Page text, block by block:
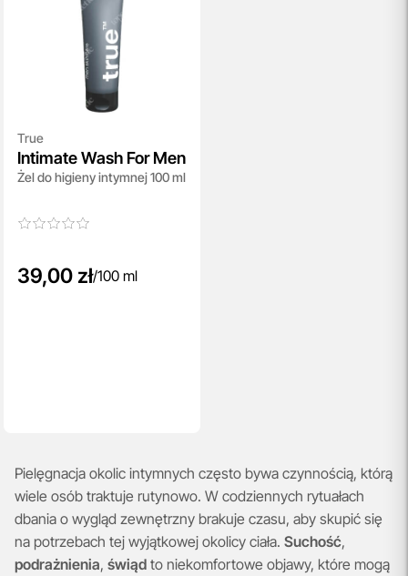
True
Intimate Wash For Men
Żel do higieny intymnej 100 ml
39,00 zł/100 ml
Pielęgnacja okolic intymnych często bywa czynnością, którą
wiele osób traktuje rutynowo. W codziennych rytuałach
dbania o wygląd zewnętrzny brakuje czasu, aby skupić się
na potrzebach tej wyjątkowej okolicy ciała. Suchość,
podrażnienia, świąd to niekomfortowe objawy, które mogą